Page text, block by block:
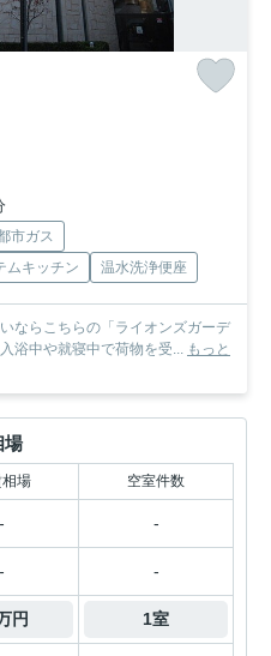
市ガス
ムキッチン 温水洗浄便座
ならこちらの「ライオンズガーデ
浴中や就寝中で荷物を受... もっと
場
場 空室件数
- -
- -
円 1室